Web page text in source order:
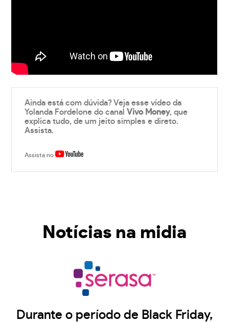
Ainda está com dúvida? Veja esse vídeo da
Yolanda Fordelone do canalVivo Money, que
explica tudo, de um jeito simples e direto.
Assista.
Assista no
Notícias na midia
Durante o período de Black Friday,